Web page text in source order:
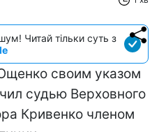
Читай тільки суть з
своим указом
судью Верховного
Кривенко членом